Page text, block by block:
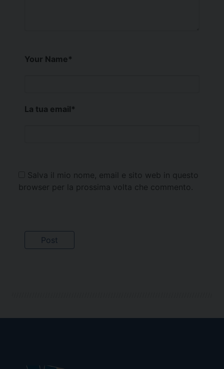
Your Name*
La tua email*
Salva il mio nome, email e sito web in questo
browser per la prossima volta che commento.